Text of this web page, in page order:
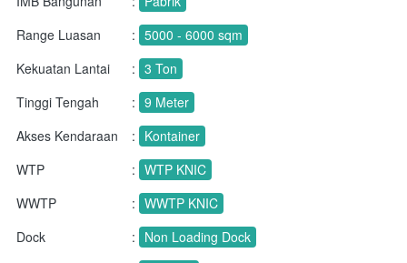
Range Luasan
: 5000 - 6000 sqm
Kekuatan Lantai
: 3 Ton
Tinggi Tengah
: 9 Meter
Akses Kendaraan
: Kontainer
WTP
: WTP KNIC
WWTP
: WWTP KNIC
Dock
: Non Loading Dock